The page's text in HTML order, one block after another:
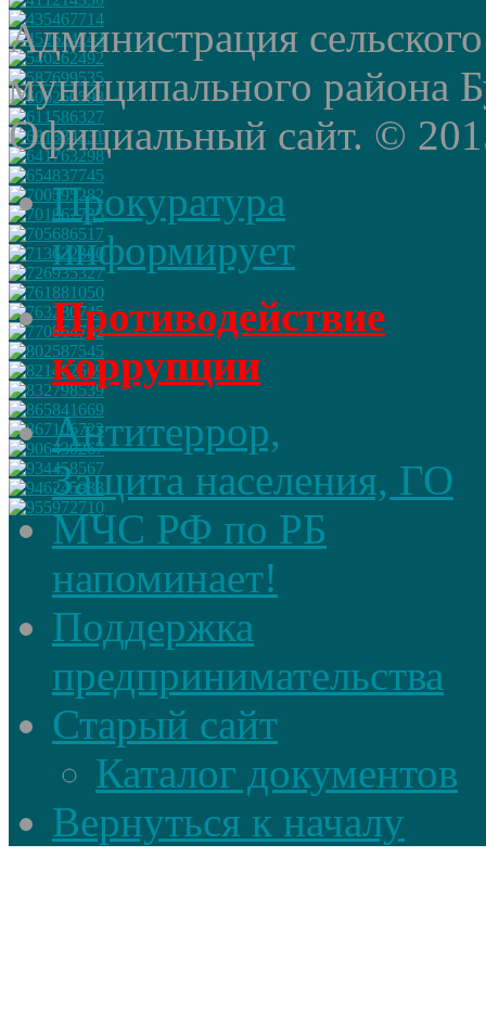
Администрация
муниципального района
Официальный сайт. ©
Прокуратура
информирует
Противодействие
коррупции
Антитеррор,
Защита населения, ГО
МЧС РФ по РБ
напоминает!
Поддержка
предпринимательства
Старый сайт
Каталог документов
Вернуться к началу